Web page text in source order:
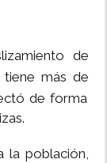
de
tiene más de
de forma
la población,